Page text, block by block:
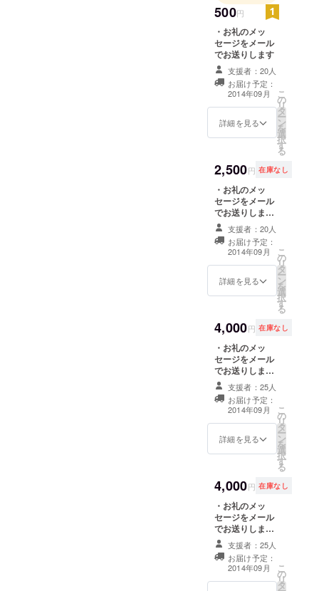
500円
・お礼のメッ
セージをメール
でお送りします
支援者：20人
お届け予定：
2014年09月
詳細を見る
こ
の
リ
タ
ー
ン
を
選
択
す
る
2,500円 在庫なし
・お礼のメッ
セージをメール
でお送りします
・映画監督舞台
挨拶つき上映会
（2014年9月19
日）にご招待
支援者：20人
お届け予定：
2014年09月
詳細を見る
こ
の
リ
タ
ー
ン
を
選
択
す
る
4,000円 在庫なし
・お礼のメッ
セージをメール
でお送りします
・映画監督舞台
挨拶つき上映会
（2014年9月19
日）にご招待 ・
ラグ1枚
支援者：25人
お届け予定：
2014年09月
詳細を見る
こ
の
リ
タ
ー
ン
を
選
択
す
る
4,000円 在庫なし
・お礼のメッ
セージをメール
でお送りします
・映画監督舞台
挨拶つき上映会
（2014年9月19
日）にご招待 ・
ポスター1枚
支援者：25人
お届け予定：
2014年09月
こ
の
リ
タ